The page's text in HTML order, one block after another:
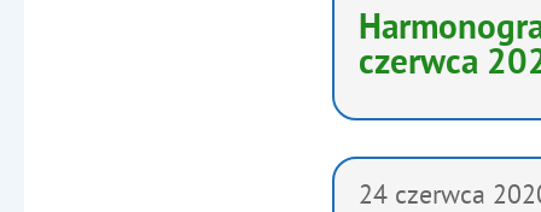
czerwca
24 czerwca